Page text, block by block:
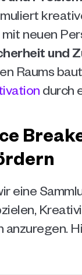
neuen
und
Raums
durch
eine